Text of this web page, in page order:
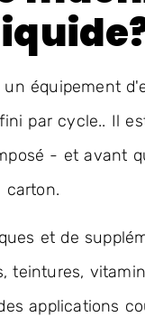
équipement
par cycle.. Il
- et avant
carton.
et de
teintures,
applications